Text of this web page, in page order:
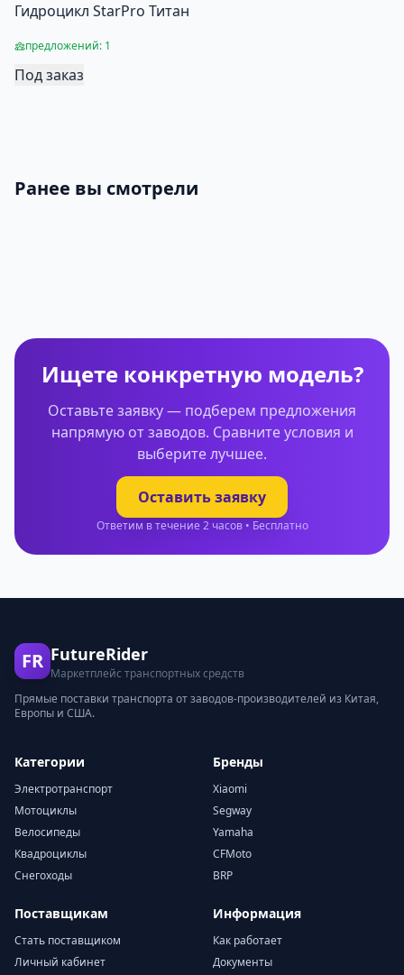
Гидроцикл StarPro Титан
предложений: 1
Под заказ
Ранее вы смотрели
Ищете конкретную модель?
Оставьте заявку — подберем предложения
напрямую от заводов. Сравните условия и
выберите лучшее.
Оставить заявку
Ответим в течение 2 часов • Бесплатно
FR FutureRider
Маркетплейс транспортных средств
Прямые поставки транспорта от заводов-производителей из Китая,
Европы и США.
Категории
Электротранспорт
Мотоциклы
Велосипеды
Квадроциклы
Снегоходы
Бренды
Xiaomi
Segway
Yamaha
CFMoto
BRP
Поставщикам
Стать поставщиком
Личный кабинет
Информация
Как работает
Документы